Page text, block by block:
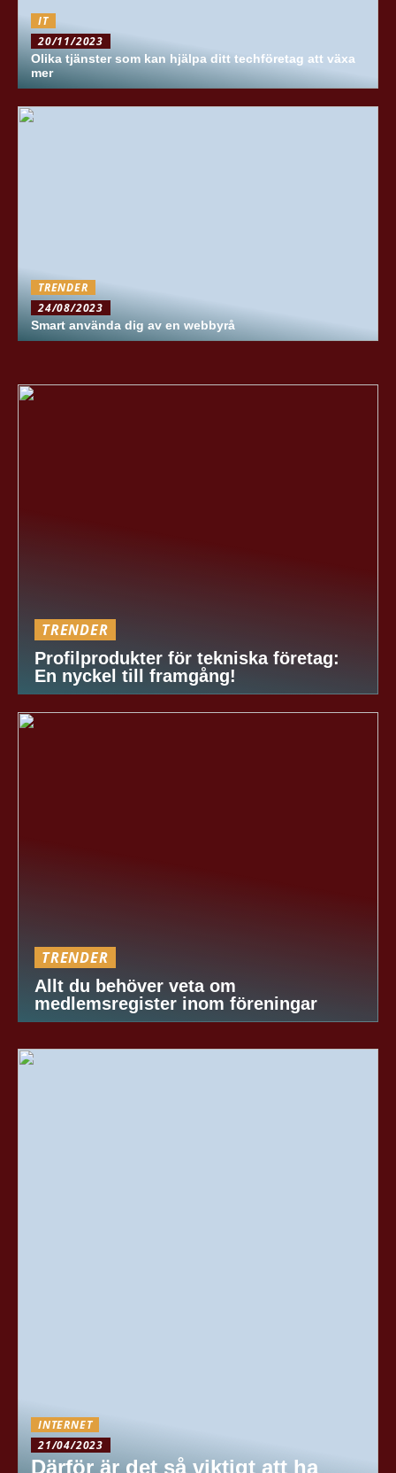
IT
20/11/2023
Olika tjänster som kan hjälpa ditt techföretag att växa
mer
TRENDER
24/08/2023
Smart använda dig av en webbyrå
TRENDER
Profilprodukter för tekniska företag:
En nyckel till framgång!
TRENDER
Allt du behöver veta om
medlemsregister inom föreningar
INTERNET
21/04/2023
Därför är det så viktigt att ha